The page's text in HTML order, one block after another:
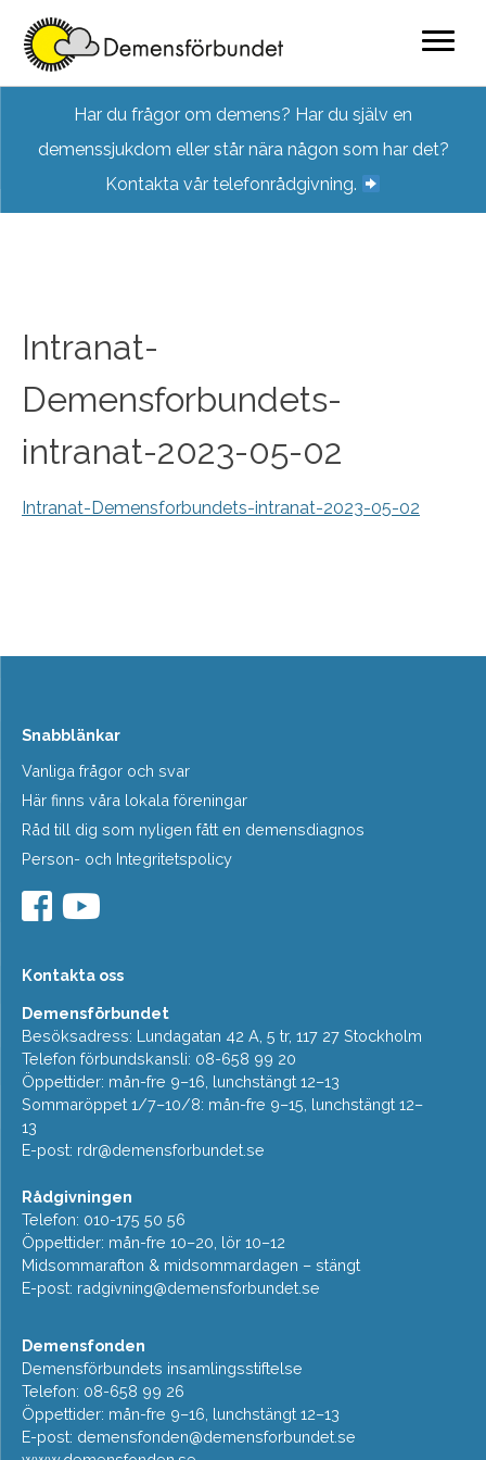
content
Har du frågor om demens? Har du själv en
demenssjukdom eller står nära någon som har det?
Kontakta vår telefonrådgivning.
Intranat-
Demensforbundets-
intranat-2023-05-02
Intranat-Demensforbundets-intranat-2023-05-02
Snabblänkar
Vanliga frågor och svar
Här finns våra lokala föreningar
Råd till dig som nyligen fått en demensdiagnos
Person- och Integritetspolicy
Kontakta oss
Demensförbundet
Besöksadress: Lundagatan 42 A, 5 tr, 117 27 Stockholm
Telefon förbundskansli: 08-658 99 20
Öppettider: mån-fre 9–16, lunchstängt 12–13
Sommaröppet 1/7–10/8: mån-fre 9–15, lunchstängt 12–
13
E-post: rdr@demensforbundet.se
Rådgivningen
Telefon: 010-175 50 56
Öppettider: mån-fre 10–20, lör 10–12
Midsommarafton & midsommardagen – stängt
E-post: radgivning@demensforbundet.se
Demensfonden
Demensförbundets insamlingsstiftelse
Telefon: 08-658 99 26
Öppettider: mån-fre 9–16, lunchstängt 12–13
E-post: demensfonden@demensforbundet.se